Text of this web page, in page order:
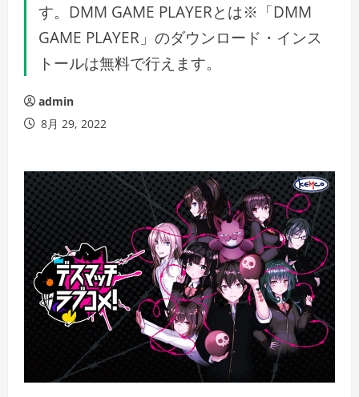
す。DMM GAME PLAYERとは※「DMM
GAME PLAYER」のダウンロード・インス
トールは無料で行えます。
admin
8月 29, 2022